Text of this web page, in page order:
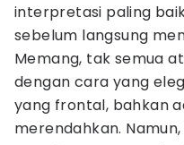
interpretasi paling
sebelum langsung
Memang, tak semua
dengan cara yang
yang frontal, bahkan
merendahkan.